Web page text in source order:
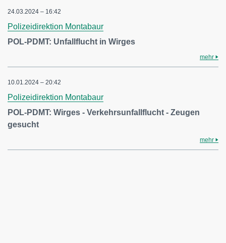
24.03.2024 – 16:42
Polizeidirektion Montabaur
POL-PDMT: Unfallflucht in Wirges
mehr
10.01.2024 – 20:42
Polizeidirektion Montabaur
POL-PDMT: Wirges - Verkehrsunfallflucht - Zeugen
gesucht
mehr